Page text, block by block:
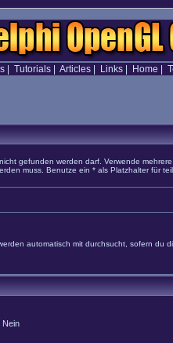
| Tutorials| Articles| Links| Home
gefunden werden darf. Verwende
muss. Benutze ein * als Platzhalter für
automatisch mit durchsucht, sofern du
Nein